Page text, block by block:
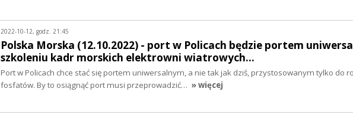
2022-10-12, godz. 21:45
Polska Morska (12.10.2022) - port w Policach będzie portem
szkoleniu kadr morskich elektrowni wiatrowych…
Port w Policach chce stać się portem uniwersalnym, a nie tak jak dziś, przystosowanym tylko do
fosfatów. By to osiągnąć port musi przeprowadzić… » więcej